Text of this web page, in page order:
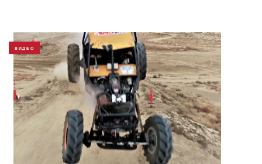
ВИДЕО